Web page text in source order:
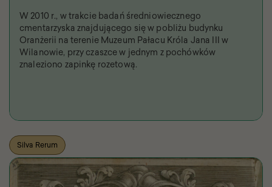
W 2010 r., w trakcie badań średniowiecznego
cmentarzyska znajdującego się w pobliżu budynku
Oranżerii na terenie Muzeum Pałacu Króla Jana III w
Wilanowie, przy czaszce w jednym z pochówków
znaleziono zapinkę rozetową.
Silva Rerum